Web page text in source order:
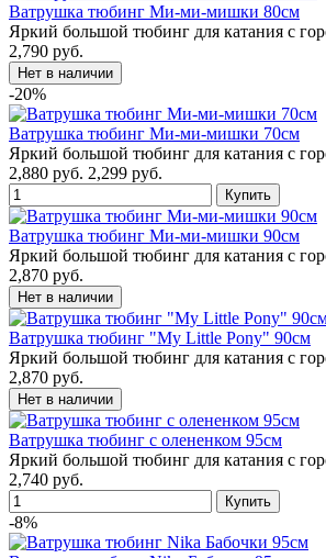
Ватрушка тюбинг Ми-ми-мишки 80см
Яркий большой тюбинг для катания с
2,790 руб.
-20%
Ватрушка тюбинг Ми-ми-мишки 70см
Яркий большой тюбинг для катания с
2,880 руб. 2,299 руб.
Ватрушка тюбинг Ми-ми-мишки 90см
Яркий большой тюбинг для катания с
2,870 руб.
Ватрушка тюбинг "My Little Pony" 90см
Яркий большой тюбинг для катания с
2,870 руб.
Ватрушка тюбинг с олененком 95см
Яркий большой тюбинг для катания с
2,740 руб.
-8%